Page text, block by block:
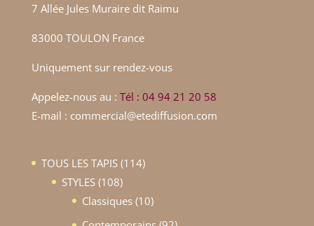
7 Allée Jules Muraire dit Raimu
83000 TOULON France
Uniquement sur rendez-vous
Appelez-nous au : Tél : 04 94 21 20 58
E-mail : commercial@etediffusion.com
TOUS LES TAPIS 114114
STYLES 108108
produits
Classiques 1010
produits